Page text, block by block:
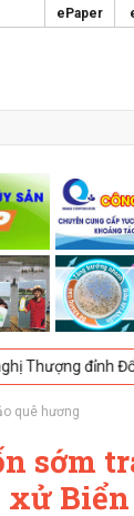
ePaper
đỉnh Đổi mới
quê hương
sớm
xử